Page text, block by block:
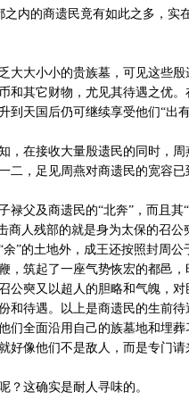
内的商遗民竟有如此之多，实
小小的贵族墓，可见这些殷
和其它财物，尤见其待遇之优
天国后仍可继续享受他们“出有
在接收大量殷遗民的同时，周
，足见周燕对商遗民的宽容已
及商遗民的“北奔”，而且其“
商人残部的就是身为太保的召
”的土地外，成王还按照封周
，筑起了一座气势恢宏的都邑
公奭又以超人的胆略和气魄，
和待遇。以上是商遗民的生前
们全面沿用自己的族墓地和埋
像他们不是敌人，而是专门请
这确实是耐人寻味的。